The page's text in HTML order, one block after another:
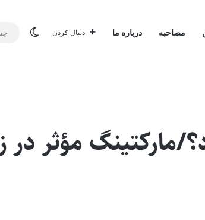
مصاحبه درباره ما دنبال کردن تغییر
مارکتینگ مؤثر